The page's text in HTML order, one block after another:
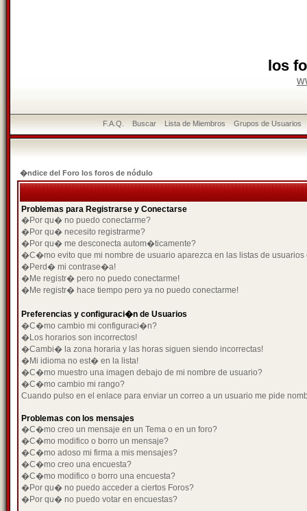
los
F.A.Q. Buscar Lista de Miembros Grupos de Usuarios
�ndice del Foro los foros de nódulo
Problemas para Registrarse y Conectarse
�Por qu� no puedo conectarme?
�Por qu� necesito registrarme?
�Por qu� me desconecta autom�ticamente?
�C�mo evito que mi nombre de usuario aparezca en las listas de usuarios
�Perd� mi contrase�a!
�Me registr� pero no puedo conectarme!
�Me registr� hace tiempo pero ya no puedo conectarme!
Preferencias y configuraci�n de Usuarios
�C�mo cambio mi configuraci�n?
�Los horarios son incorrectos!
�Cambi� la zona horaria y las horas siguen siendo incorrectas!
�Mi idioma no est� en la lista!
�C�mo muestro una imagen debajo de mi nombre de usuario?
�C�mo cambio mi rango?
Cuando pulso en el enlace para enviar un correo a un usuario me pide
Problemas con los mensajes
�C�mo creo un mensaje en un Tema o en un foro?
�C�mo modifico o borro un mensaje?
�C�mo adoso mi firma a mis mensajes?
�C�mo creo una encuesta?
�C�mo modifico o borro una encuesta?
�Por qu� no puedo acceder a ciertos Foros?
�Por qu� no puedo votar en encuestas?